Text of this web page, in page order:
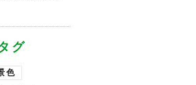
グ
色